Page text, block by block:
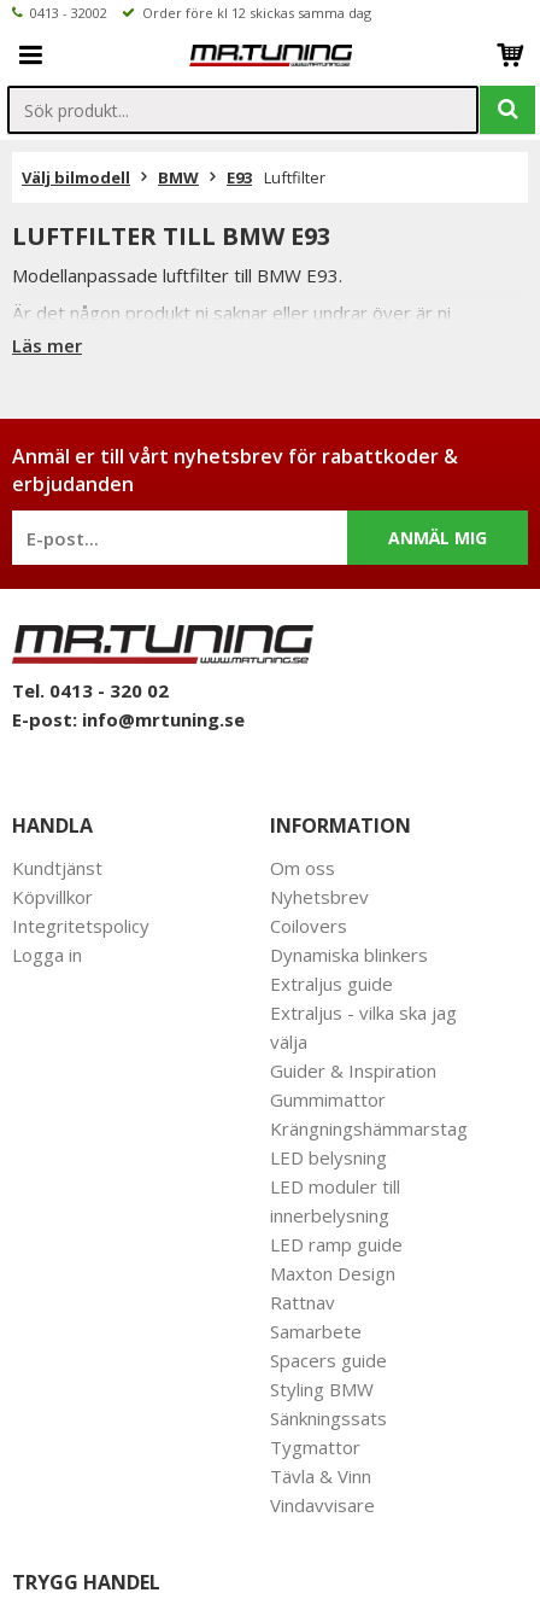
0413 - 32002 Order före kl 12 skickas samma dag
Välj bilmodell BMW E93 Luftfilter
LUFTFILTER TILL BMW E93
Modellanpassade luftfilter till BMW E93.
Är det någon produkt ni saknar eller undrar över är ni
välkomna att kontakta oss per mail eller telefon.
Läs mer
Anmäl er till vårt nyhetsbrev för rabattkoder &
erbjudanden
ANMÄL MIG
Tel. 0413 - 320 02
E-post: info@mrtuning.se
HANDLA
Kundtjänst
Köpvillkor
Integritetspolicy
Logga in
INFORMATION
Om oss
Nyhetsbrev
Coilovers
Dynamiska blinkers
Extraljus guide
Extraljus - vilka ska jag
välja
Guider & Inspiration
Gummimattor
Krängningshämmarstag
LED belysning
LED moduler till
innerbelysning
LED ramp guide
Maxton Design
Rattnav
Samarbete
Spacers guide
Styling BMW
Sänkningssats
Tygmattor
Tävla & Vinn
Vindavvisare
TRYGG HANDEL